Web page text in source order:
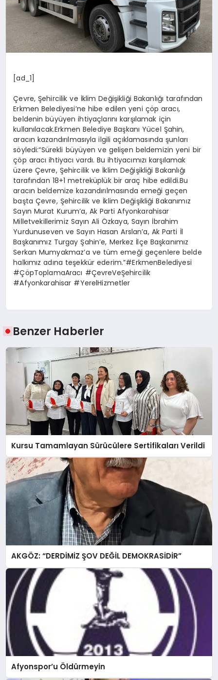
[ad_1]
Çevre, Şehircilik ve İklim Değişikliği Bakanlığı tarafından
Erkmen Belediyesi’ne hibe edilen yeni çöp aracı,
beldenin büyüyen ihtiyaçlarını karşılamak için
kullanılacak.Erkmen Belediye Başkanı Yücel Şahin,
aracın kazandırılmasıyla ilgili açıklamasında şunları
söyledi:“Sürekli büyüyen ve gelişen beldemizin yeni bir
çöp aracı ihtiyacı vardı. Bu ihtiyacımızı karşılamak
üzere Çevre, Şehircilik ve İklim Değişikliği Bakanlığı
tarafından 18+1 metreküplük bir araç hibe edildi.Bu
aracın beldemize kazandırılmasında emeği geçen
başta Çevre, Şehircilik ve İklim Değişikliği Bakanımız
Sayın Murat Kurum’a, Ak Parti Afyonkarahisar
Milletvekillerimiz Sayın Ali Özkaya, Sayın İbrahim
Yurdunuseven ve Sayın Hasan Arslan’a, Ak Parti İl
Başkanımız Turgay Şahin’e, Merkez İlçe Başkanımız
Serkan Mumyakmaz’a ve tüm emeği geçenlere belde
halkımız adına teşekkür ederim.”#ErkmenBelediyesi
#ÇöpToplamaAracı #ÇevreVeŞehircilik
#Afyonkarahisar #YerelHizmetler
Benzer Haberler
Kursu Tamamlayan Sürücülere Sertifikaları Verildi
AKGÖZ: “DERDİMİZ ŞOV DEĞİL DEMOKRASİDİR”
Afyonspor’u Öldürmeyin